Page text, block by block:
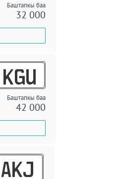
Баштапкы баа
32 000
KGU
Баштапкы баа
42 000
AKJ